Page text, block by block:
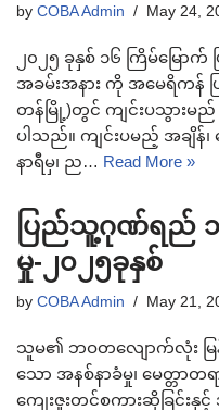
by COBA Admin May 24,
၂၀၂၅ ခုနှစ် ၁၆ ကြိမ်မြေ
အခမ်းအနား ကို အမေရိကန်
တန်မြို့)တွင် ကျင်းပသွားမည်
ပါသည်။ ကျင်းပမည့် အချိန်
နာရီမှ၊ ည… Read More »
ပြည်သူ့ဂုဏ်ရည် ၁
မှု-၂၀၂၅ခုနှစ်
by COBA Admin May 21,
သူမ၏ ဘဝတလျောက်လုံး မြန်
သော အနစ်နာခံမှု၊ မေတ္တာတရ
ကျေးဇူးတင်စကားဆိုခြင်း